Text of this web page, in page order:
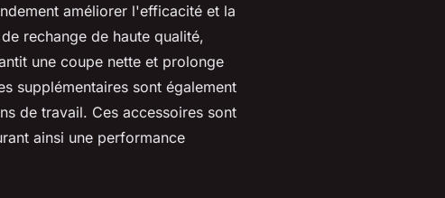
améliorer l'efficacité et la
rechange de haute qualité,
une coupe nette et prolonge
supplémentaires sont également
de travail. Ces accessoires sont
ainsi une performance